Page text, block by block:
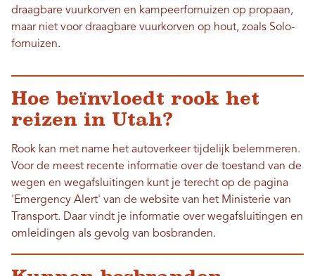
draagbare vuurkorven en kampeerfornuizen op propaan,
maar niet voor draagbare vuurkorven op hout, zoals Solo-
fornuizen.
Hoe beïnvloedt rook het
reizen in Utah?
Rook kan met name het autoverkeer tijdelijk belemmeren.
Voor de meest recente informatie over de toestand van de
wegen en wegafsluitingen kunt je terecht op de pagina
'Emergency Alert' van de website van het Ministerie van
Transport. Daar vindt je informatie over wegafsluitingen en
omleidingen als gevolg van bosbranden.